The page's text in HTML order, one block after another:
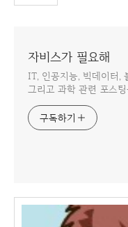
자비스가 필요해
IT, 인공지능, 빅데이터,
그리고 과학 관련 포스
구독하기